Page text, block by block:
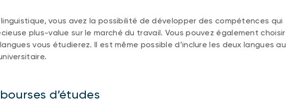
vous avez la possibilité de développer des compétences qui
plus-value sur le marché du travail. Vous pouvez également choisir
vous étudierez. Il est même possible d’inclure les deux langues au
d’études